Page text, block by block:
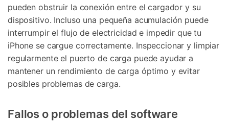
pueden obstruir la conexión entre el cargador y su
dispositivo. Incluso una pequeña acumulación puede
interrumpir el flujo de electricidad e impedir que tu
iPhone se cargue correctamente. Inspeccionar y limpiar
regularmente el puerto de carga puede ayudar a
mantener un rendimiento de carga óptimo y evitar
posibles problemas de carga.
Fallos o problemas del software